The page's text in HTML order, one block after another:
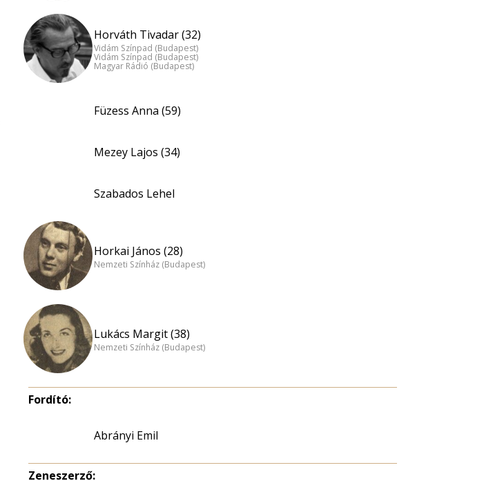
Horváth Tivadar (32)
Vidám Színpad (Budapest)
Vidám Színpad (Budapest)
Magyar Rádió (Budapest)
Füzess Anna (59)
Mezey Lajos (34)
Szabados Lehel
Horkai János (28)
Nemzeti Színház (Budapest)
Lukács Margit (38)
Nemzeti Színház (Budapest)
Fordító:
Abrányi Emil
Zeneszerző: